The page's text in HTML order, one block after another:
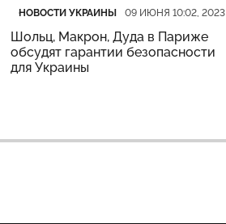
Категория
НОВОСТИ УКРАИНЫ
Дата публикации 09 ИЮНЯ 10:02, 2023
Шольц, Макрон, Дуда в Париже
обсудят гарантии безопасности
для Украины